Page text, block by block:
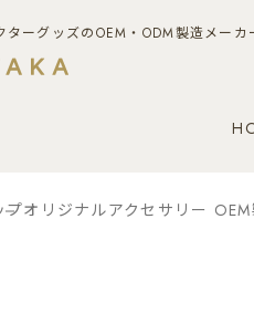
ーグッズのOEM・ODM製造メーカ
プオリジナルアクセサリー